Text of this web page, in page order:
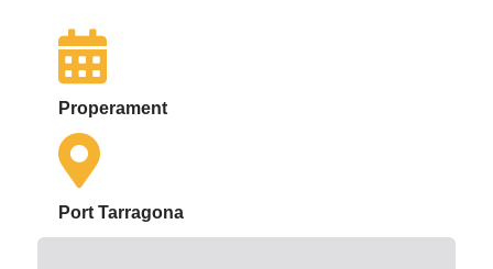
Properament
Port Tarragona